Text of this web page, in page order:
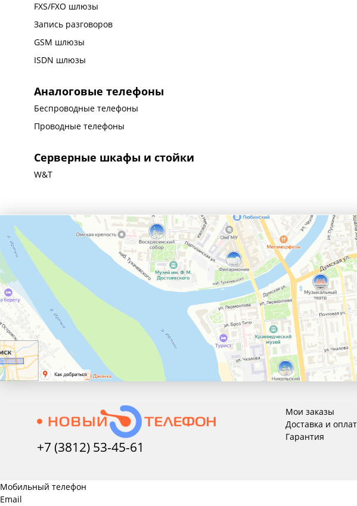
FXS/FXO шлюзы
Запись разговоров
GSM шлюзы
ISDN шлюзы
Аналоговые телефоны
Беспроводные телефоны
Проводные телефоны
Серверные шкафы и стойки
W&T
+7 (3812) 53-45-61
Мои заказы
Доставка и
Гарантия
Мобильный телефон
Email